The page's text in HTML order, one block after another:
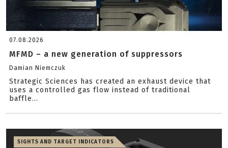
07.08.2026
MFMD – a new generation of suppressors
Damian Niemczuk
Strategic Sciences has created an exhaust device that
uses a controlled gas flow instead of traditional
baffle...
SIGHTS AND TARGET INDICATORS